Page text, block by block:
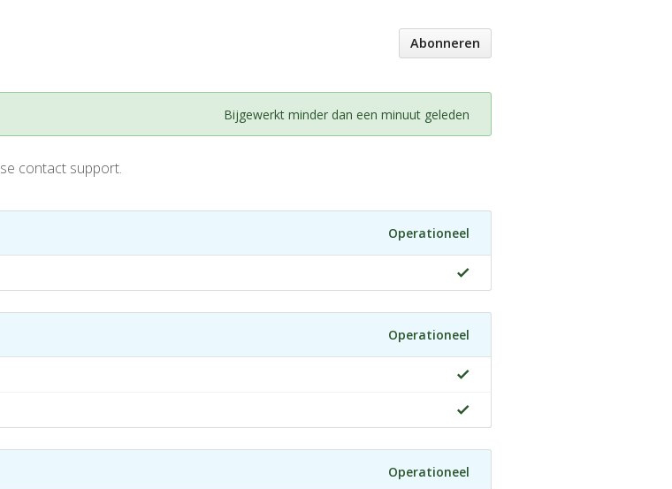
Abonneren
Bijgewerkt minder dan een minuut geleden
contact support.
Operationeel
Operationeel
Operationeel